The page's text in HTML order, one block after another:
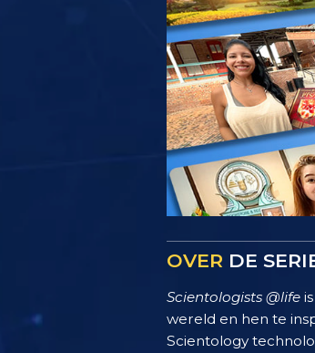
OVER DE
Scientologists @life
wereld en hen te
Scientology